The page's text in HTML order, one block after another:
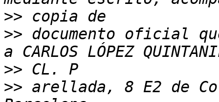
>>
>> documento oficial
>>
>> arellada, 8 E2 de